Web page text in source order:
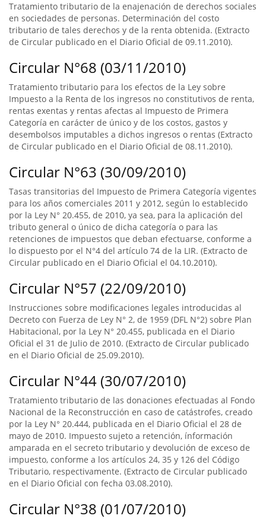
Tratamiento tributario de la enajenación de derechos sociales
en sociedades de personas. Determinación del costo
tributario de tales derechos y de la renta obtenida. (Extracto
de Circular publicado en el Diario Oficial de 09.11.2010).
Circular N°68 (03/11/2010)
Tratamiento tributario para los efectos de la Ley sobre
Impuesto a la Renta de los ingresos no constitutivos de renta,
rentas exentas y rentas afectas al Impuesto de Primera
Categoría en carácter de único y de los costos, gastos y
desembolsos imputables a dichos ingresos o rentas (Extracto
de Circular publicado en el Diario Oficial de 08.11.2010).
Circular N°63 (30/09/2010)
Tasas transitorias del Impuesto de Primera Categoría vigentes
para los años comerciales 2011 y 2012, según lo establecido
por la Ley N° 20.455, de 2010, ya sea, para la aplicación del
tributo general o único de dicha categoría o para las
retenciones de impuestos que deban efectuarse, conforme a
lo dispuesto por el N°4 del artículo 74 de la LIR. (Extracto de
Circular publicado en el Diario Oficial el 04.10.2010).
Circular N°57 (22/09/2010)
Instrucciones sobre modificaciones legales introducidas al
Decreto con Fuerza de Ley N° 2, de 1959 (DFL N°2) sobre Plan
Habitacional, por la Ley N° 20.455, publicada en el Diario
Oficial el 31 de Julio de 2010. (Extracto de Circular publicado
en el Diario Oficial de 25.09.2010).
Circular N°44 (30/07/2010)
Tratamiento tributario de las donaciones efectuadas al Fondo
Nacional de la Reconstrucción en caso de catástrofes, creado
por la Ley N° 20.444, publicada en el Diario Oficial el 28 de
mayo de 2010. Impuesto sujeto a retención, ínformación
amparada en el secreto tributario y devolución de exceso de
impuesto, conforme a los artículos 24, 35 y 126 del Código
Tributario, respectivamente. (Extracto de Circular publicado
en el Diario Oficial con fecha 03.08.2010).
Circular N°38 (01/07/2010)